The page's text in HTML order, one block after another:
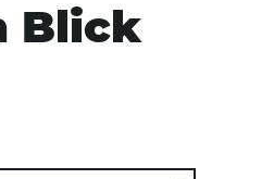
Blick